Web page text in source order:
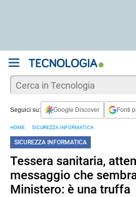
Seguici su: Google Discover Fonti
HOME SICUREZZA INFORMATICA
SICUREZZA INFORMATICA
Tessera sanitaria,
messaggio che
Ministero: è una truffa